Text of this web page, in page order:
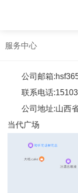
服务中心
公司邮箱
联系电话
公司地址:山西
当代广场